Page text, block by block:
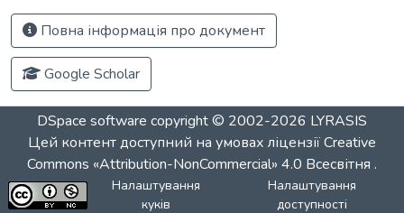
Повна інформація про документ
Google Scholar
DSpace software copyright © 2002-2026 LYRASIS
Цей контент доступний на умовах ліцензіїCreative
Commons «Attribution-NonCommercial» 4.0 Всесвітня .
Налаштування
куків
Налаштування
доступності